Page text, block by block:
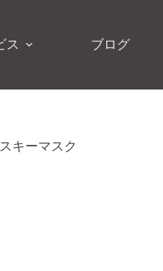
ス ブログ
キーマスク